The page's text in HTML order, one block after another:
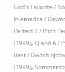
God's Favorite /
in America /
Perfect 2 / Pitch
(1999),Q and A /
Best / Dwóch
(1999),